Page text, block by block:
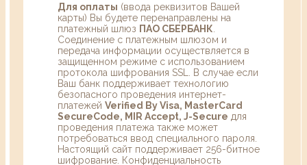
Для оплаты (ввода реквизитов Вашей
карты) Вы будете перенаправлены на
платежный шлюз ПАО СБЕРБАНК
Соединение с платежным шлюзом и
передача информации осуществляется в
защищенном режиме с использованием
протокола шифрования SSL. В случае если
Ваш банк поддерживает технологию
безопасного проведения интернет-
платежей Verified By Visa, MasterCard
SecureCode, MIR Accept, J-Secure для
проведения платежа также может
потребоваться ввод специального пароля.
Настоящий сайт поддерживает 256-битное
шифрование. Конфиденциальность